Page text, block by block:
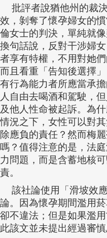
批評者說猶他州的裁
效，剝奪了懷孕婦女的
倫女士的判決，單純就
換句話說，反對干涉婦
者享有特權，不用對她
而且看重「告知後選擇
有行為能力者所應當承
人自由去喝酒和駕駛，
及他人性命被起訴。為
情況之下，女性可以對
除應負的責任？然而梅
嗎？值得注意的是，法
力問題，而是含蓄地核
責。
該社論使用「滑坡效
論。因為懷孕期間濫用
卻不違法；但是如果濫
此該文並未提出經過審慎